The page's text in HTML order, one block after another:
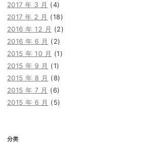
2017 年 3 月 (4)
2017 年 2 月 (18)
2016 年 12 月 (2)
2016 年 6 月 (2)
2015 年 10 月 (1)
2015 年 9 月 (1)
2015 年 8 月 (8)
2015 年 7 月 (6)
2015 年 6 月 (5)
分类